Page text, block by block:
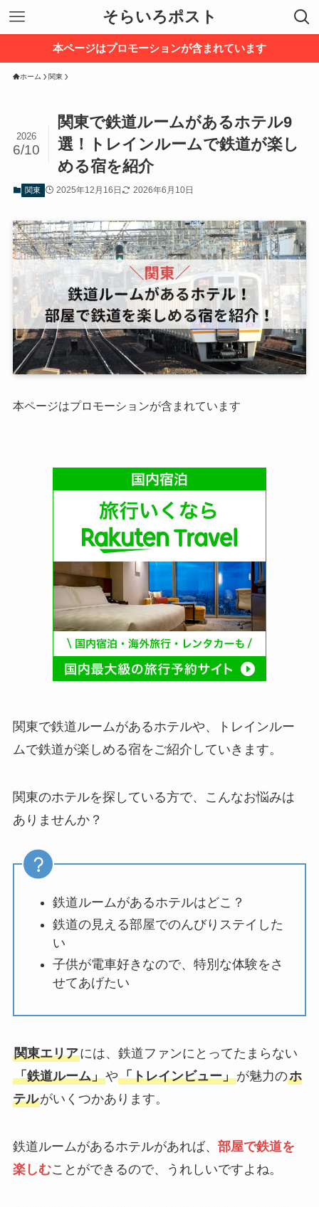
そらいろポスト
本ページはプロモーションが含まれています
ホーム 関東
関東で鉄道ルームがあるホテル9
選！トレインルームで鉄道が楽し
める宿を紹介
2026
6/10
関東 2025年12月16日 2026年6月10日
本ページはプロモーションが含まれています
関東で鉄道ルームがあるホテルや、トレインルー
ムで鉄道が楽しめる宿をご紹介していきます。
関東のホテルを探している方で、こんなお悩みは
ありませんか？
鉄道ルームがあるホテルはどこ？
鉄道の見える部屋でのんびりステイした
い
子供が電車好きなので、特別な体験をさ
せてあげたい
関東エリアには、鉄道ファンにとってたまらない
「鉄道ルーム」や「トレインビュー」が魅力のホ
テルがいくつかあります。
鉄道ルームがあるホテルがあれば、 部屋で鉄道を
楽しむことができるので、うれしいですよね。